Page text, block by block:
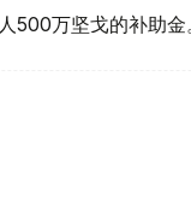
万坚戈的补助金